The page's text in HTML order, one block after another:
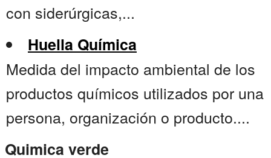
con siderúrgicas,...
Huella Química
Medida del impacto ambiental de los
productos químicos utilizados por una
persona, organización o producto....
Quimica verde